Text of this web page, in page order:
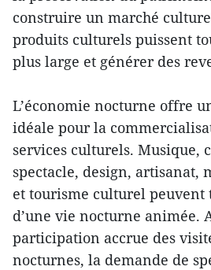
construire un marché
produits culturels puissent
plus large et générer des
L’économie nocturne offre
idéale pour la
services culturels. Musique,
spectacle, design, artisanat,
et tourisme culturel peuvent
d’une vie nocturne animée.
participation accrue des
nocturnes, la demande de